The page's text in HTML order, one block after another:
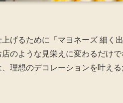
げるために「マヨネーズ 細く
のような見栄えに変わるだけ
理想のデコレーションを叶え